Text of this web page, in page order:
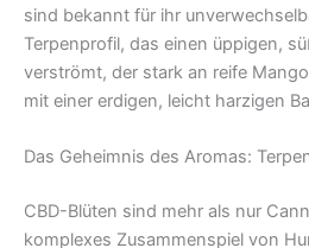
sind bekannt für ihr
Terpenprofil, das einen üppigen,
verströmt, der stark an reife
mit einer erdigen, leicht harzigen
Das Geheimnis des Aromas:
CBD-Blüten sind mehr als nur
komplexes Zusammenspiel von